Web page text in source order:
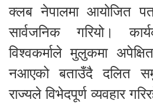
क्लब नेपालमा आयोजित
सार्वजनिक गरियो।
विश्वकर्माले मुलुकमा
नआएको बताउँदै दलित
राज्यले विभेदपूर्ण व्यवहार